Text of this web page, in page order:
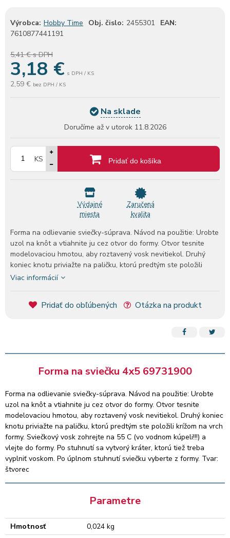
Výrobca: Hobby Time Obj. čislo: 2455301
EAN:
7610877441191
5,41 €s DPH
3,18 € s DPH / KS
2,59 € bez DPH / KS
Na sklade
Doručíme až v utorok 11.8.2026
KS Pridať do košíka
Výdajné
miesta
Zaručená
kvalita
Forma na odlievanie sviečky-súprava. Návod na použitie: Urobte
uzol na knôt a vtiahnite ju cez otvor do formy. Otvor tesnite
modelovaciou hmotou, aby roztavený vosk nevitiekol. Druhý
koniec knotu priviažte na paličku, ktorú predtým ste položili
krížom na vrch formy. Sviečkový vosk zohrejte na 55 C (vo
vyberte z formy. Tvar: štvorec
Viac informácií
Pridať do obľúbených Otázka na produkt
Forma na sviečku 4x5 69731900
Forma na odlievanie sviečky-súprava. Návod na použitie: Urobte
uzol na knôt a vtiahnite ju cez otvor do formy. Otvor tesnite
modelovaciou hmotou, aby roztavený vosk nevitiekol. Druhý koniec
knotu priviažte na paličku, ktorú predtým ste položili krížom na vrch
formy. Sviečkový vosk zohrejte na 55 C (vo vodnom kúpeli!!!) a
vlejte do formy. Po stuhnutí sa vytvorý kráter, ktorú tiež treba
vyplniť voskom. Po úplnom stuhnutí sviečku vyberte z formy. Tvar:
štvorec
Parametre
Hmotnosť 0,024 kg